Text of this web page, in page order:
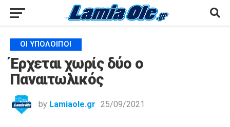
ΟΙ ΥΠΌΛΟΙΠΟΙ
Έρχεται χωρίς δύο ο
Παναιτωλικός
by Lamiaole.gr 25/09/2021